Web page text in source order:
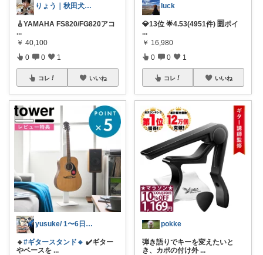
りょう｜秋田犬二匹との暮らし
🎸YAMAHA FS820/FG820アコ
...
￥ 40,100
0 0 1
コレ いいね
yusuke/ 1〜6日購入感謝♫
🔹#ギタースタンド🔹 ✔️ギター
やベースを ...
luck
💎13位 🌟4.53(4951件) 🈹ポイ
...
￥ 16,980
0 0 1
コレ いいね
pokke
弾き語りでキーを変えたいと
き、カポの付け外 ...